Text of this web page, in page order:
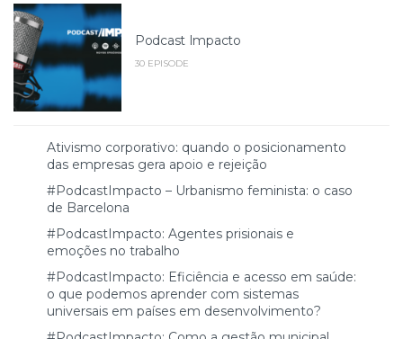
Podcast Impacto
30 EPISODE
Ativismo corporativo: quando o posicionamento
das empresas gera apoio e rejeição
#PodcastImpacto – Urbanismo feminista: o caso
de Barcelona
#PodcastImpacto: Agentes prisionais e
emoções no trabalho
#PodcastImpacto: Eficiência e acesso em saúde:
o que podemos aprender com sistemas
universais em países em desenvolvimento?